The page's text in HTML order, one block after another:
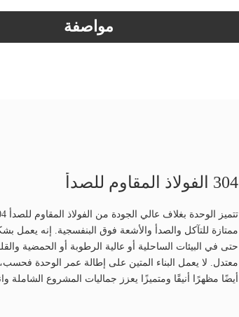
مواصفة
304 الفولاذ المقاوم للصدأ
ممتازة للتآكل والصدأ والأشعة فوق البنفسجية. إنه يعمل
حتى في البيئات الساحلية أو عالية الرطوبة أو الحمضية
معتدل. لا يعمل البناء المتين على إطالة عمر الوحدة
أيضًا مظهرًا أنيقًا ومتميزًا يعزز جماليات المشروع الشاملة